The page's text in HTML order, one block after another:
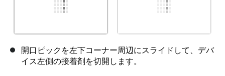
開口ピックを左下コーナー周辺にスライドして、デバ
イス左側の接着剤を切開します。